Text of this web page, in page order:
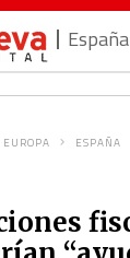
España
EUROPA ESPAÑA